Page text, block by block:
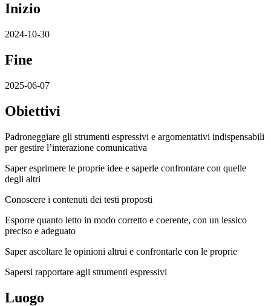
Inizio
2024-10-30
Fine
2025-06-07
Obiettivi
Padroneggiare gli strumenti espressivi e argomentativi indispensabili
per gestire l’interazione comunicativa
Saper esprimere le proprie idee e saperle confrontare con quelle
degli altri
Conoscere i contenuti dei testi proposti
Esporre quanto letto in modo corretto e coerente, con un lessico
preciso e adeguato
Saper ascoltare le opinioni altrui e confrontarle con le proprie
Sapersi rapportare agli strumenti espressivi
Luogo